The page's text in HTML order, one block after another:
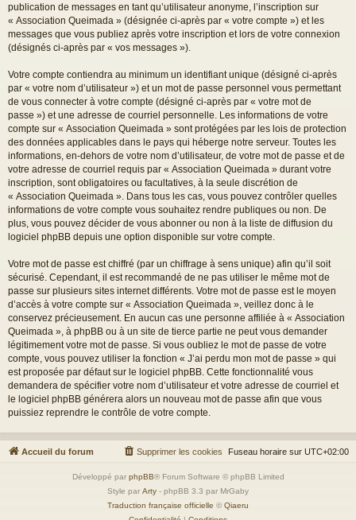
publication de messages en tant qu’utilisateur anonyme, l’inscription sur
« Association Queimada » (désignée ci-après par « votre compte ») et les
messages que vous publiez après votre inscription et lors de votre connexion
(désignés ci-après par « vos messages »).
Votre compte contiendra au minimum un identifiant unique (désigné ci-après
par « votre nom d’utilisateur ») et un mot de passe personnel vous permettant
de vous connecter à votre compte (désigné ci-après par « votre mot de
passe ») et une adresse de courriel personnelle. Les informations de votre
compte sur « Association Queimada » sont protégées par les lois de protection
des données applicables dans le pays qui héberge notre serveur. Toutes les
informations, en-dehors de votre nom d’utilisateur, de votre mot de passe et de
votre adresse de courriel requis par « Association Queimada » durant votre
inscription, sont obligatoires ou facultatives, à la seule discrétion de
« Association Queimada ». Dans tous les cas, vous pouvez contrôler quelles
informations de votre compte vous souhaitez rendre publiques ou non. De
plus, vous pouvez décider de vous abonner ou non à la liste de diffusion du
logiciel phpBB depuis une option disponible sur votre compte.
Votre mot de passe est chiffré (par un chiffrage à sens unique) afin qu’il soit
sécurisé. Cependant, il est recommandé de ne pas utiliser le même mot de
passe sur plusieurs sites internet différents. Votre mot de passe est le moyen
d’accès à votre compte sur « Association Queimada », veillez donc à le
conservez précieusement. En aucun cas une personne affiliée à « Association
Queimada », à phpBB ou à un site de tierce partie ne peut vous demander
légitimement votre mot de passe. Si vous oubliez le mot de passe de votre
compte, vous pouvez utiliser la fonction « J’ai perdu mon mot de passe » qui
est proposée par défaut sur le logiciel phpBB. Cette fonctionnalité vous
demandera de spécifier votre nom d’utilisateur et votre adresse de courriel et
le logiciel phpBB générera alors un nouveau mot de passe afin que vous
puissiez reprendre le contrôle de votre compte.
Accueil du forum Fuseau horaire sur UTC+02:00
Supprimer les cookies
Développé par phpBB® Forum Software © phpBB Limited
Style par Arty - phpBB 3.3 par MrGaby
Traduction française officielle © Qiaeru